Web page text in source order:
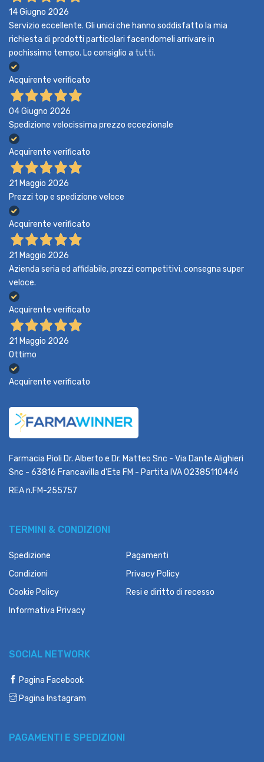
14 Giugno 2026
Servizio eccellente. Gli unici che hanno soddisfatto la mia
richiesta di prodotti particolari facendomeli arrivare in
pochissimo tempo. Lo consiglio a tutti.
Acquirente verificato
04 Giugno 2026
Spedizione velocissima prezzo eccezionale
Acquirente verificato
21 Maggio 2026
Prezzi top e spedizione veloce
Acquirente verificato
21 Maggio 2026
Azienda seria ed affidabile, prezzi competitivi, consegna super
veloce.
Acquirente verificato
21 Maggio 2026
Ottimo
Acquirente verificato
Farmacia Pioli Dr. Alberto e Dr. Matteo Snc - Via Dante Alighieri
Snc - 63816 Francavilla d'Ete FM - Partita IVA 02385110446
REA n.FM-255757
TERMINI & CONDIZIONI
Spedizione
Pagamenti
Condizioni
Privacy Policy
Cookie Policy
Resi e diritto di recesso
Informativa Privacy
SOCIAL NETWORK
Pagina Facebook
Pagina Instagram
PAGAMENTI E SPEDIZIONI